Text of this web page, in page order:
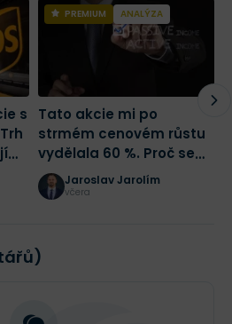
s
PREMIUM ANALÝZA
Tato akcie mi po
strmém cenovém růstu
vydělala 60 %. Proč se
(ne)vyplatí i nyní?
Jaroslav Jarolím
včera